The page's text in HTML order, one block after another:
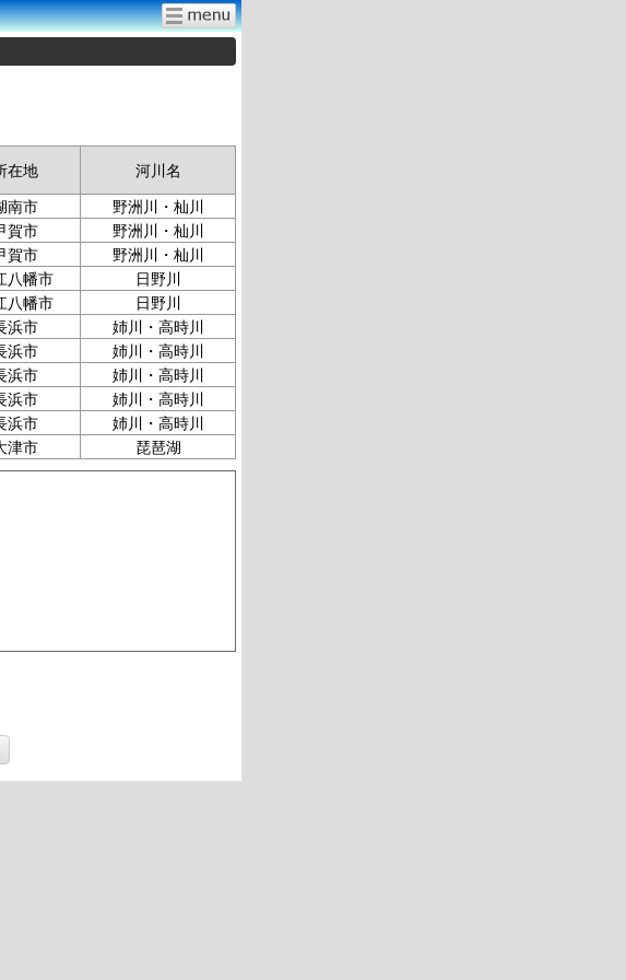
在地 河川名
南市
野洲川・杣川
賀市
野洲川・杣川
賀市
野洲川・杣川
八幡市
日野川
八幡市
日野川
浜市
姉川・高時川
浜市
姉川・高時川
浜市
姉川・高時川
浜市
姉川・高時川
浜市
姉川・高時川
津市 琵琶湖